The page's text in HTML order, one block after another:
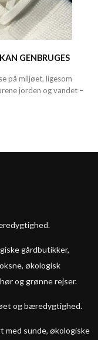
GENBRUGES
på miljøet, ligesom
jorden og vandet –
gårdbutikker,
økologisk
og grønne rejser.
og bæredygtighed.
med sunde, økologiske